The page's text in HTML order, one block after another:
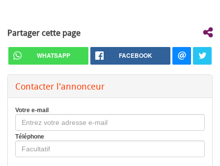
Partager cette page
WHATSAPP FACEBOOK
Contacter l'annonceur
Votre e-mail
Téléphone